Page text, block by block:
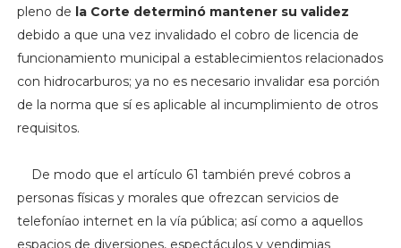
pleno de la Corte determinó mantener su validez
debido a que una vez invalidado el cobro de licencia de
funcionamiento municipal a establecimientos relacionados
con hidrocarburos; ya no es necesario invalidar esa porción
de la norma que sí es aplicable al incumplimiento de otros
requisitos.
De modo que el artículo 61 también prevé cobros a
personas físicas y morales que ofrezcan servicios de
telefoníao internet en la vía pública; así como a aquellos
espacios de diversiones, espectáculos y vendimias